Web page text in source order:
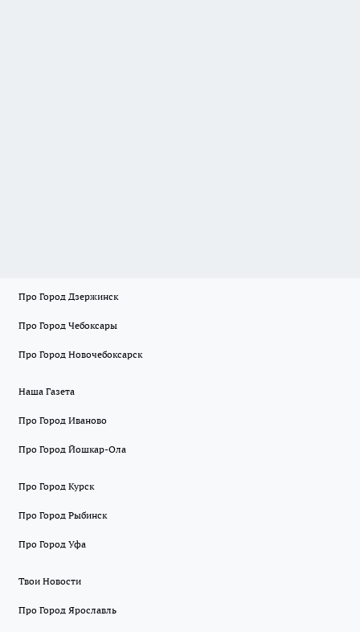
Про Город Дзержинск
Про Город Чебоксары
Про Город Новочебоксарск
Наша Газета
Про Город Иваново
Про Город Йошкар-Ола
Про Город Курск
Про Город Рыбинск
Про Город Уфа
Твои Новости
Про Город Ярославль